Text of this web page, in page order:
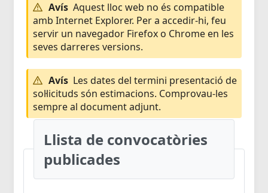
Avís Aquest lloc web no és compatible
amb Internet Explorer. Per a accedir-hi, feu
servir un navegador Firefox o Chrome en les
seves darreres versions.
Avís Les dates del termini presentació de
sol·licituds són estimacions. Comprovau-les
sempre al document adjunt.
Llista de convocatòries
publicades